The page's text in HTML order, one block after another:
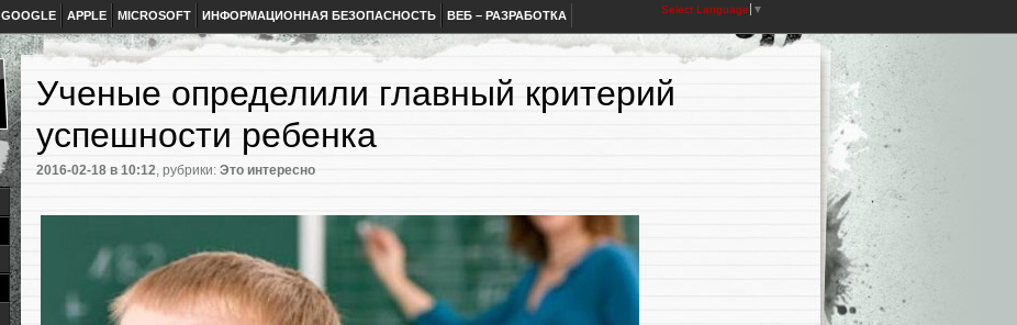
GOOGLE APPLE MICROSOFT ИНФОРМАЦИОННАЯ БЕЗОПАСНОСТЬ ВЕБ – РАЗРАБОТКА Select Language ▼
Ученые определили главный критерий
успешности ребенка
2016-02-18 в 10:12, рубрики: Это интересно